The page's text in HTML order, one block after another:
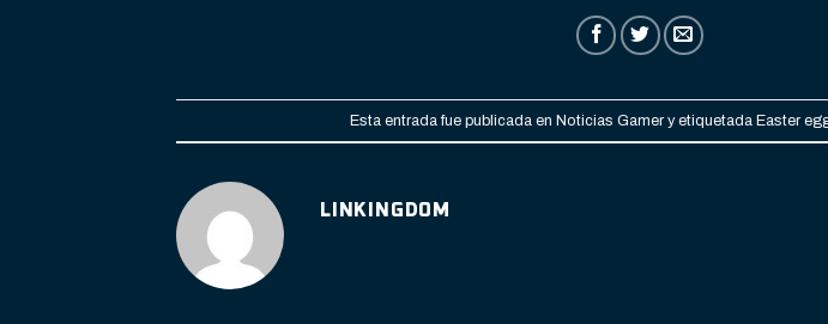
Esta entrada fue publicada en Noticias Gamery etiquetada Easter
LINKINGDOM